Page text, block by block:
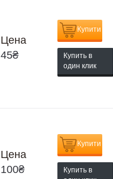
Цена
45₴
Купити
Купить в
один клик
Цена
100₴
Купити
Купить в